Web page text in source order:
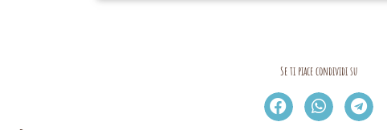
Se ti piace condividi su